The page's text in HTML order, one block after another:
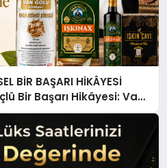
BİR BAŞARI HİKÂYESİ
Bir Başarı Hikâyesi: Van
Sirkesi